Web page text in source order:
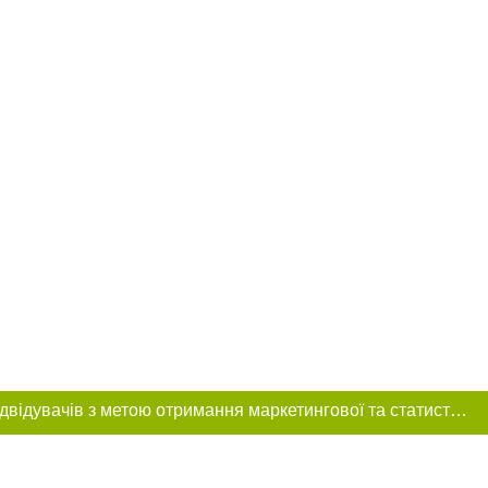
Цей сайт використовує «cookies». Також веб-сайт використовує інтернет-сервіс для збору технічних даних стосовно відвідувачів з метою отримання маркетингової та статистичної інформації. Умови обробки даних відвідувачів сайту див.